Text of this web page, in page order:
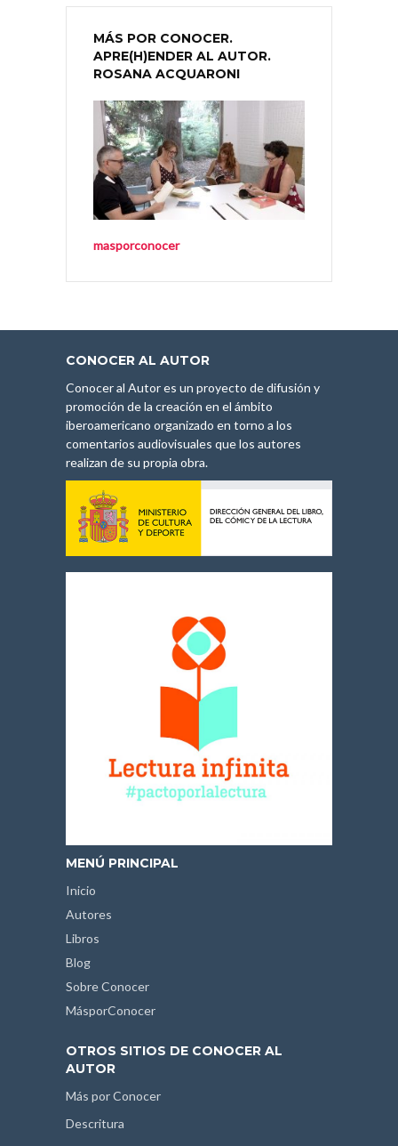
MÁS POR CONOCER.
APRE(H)ENDER AL AUTOR.
ROSANA ACQUARONI
masporconocer
CONOCER AL AUTOR
Conocer al Autor es un proyecto de difusión y
promoción de la creación en el ámbito
iberoamericano organizado en torno a los
comentarios audiovisuales que los autores
realizan de su propia obra.
MENÚ PRINCIPAL
Inicio
Autores
Libros
Blog
Sobre Conocer
MásporConocer
OTROS SITIOS DE CONOCER AL
AUTOR
Más por Conocer
Descritura